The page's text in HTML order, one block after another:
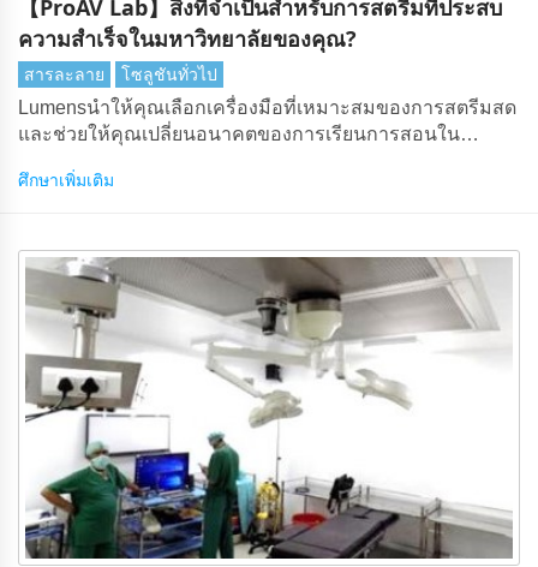
【ProAV Lab】สิ่งที่จําเป็นสําหรับการสตรีมที่ประสบ
ความสําเร็จในมหาวิทยาลัยของคุณ?
สารละลาย โซลูชันทั่วไป
Lumensนําให้คุณเลือกเครื่องมือที่เหมาะสมของการสตรีมสด
และช่วยให้คุณเปลี่ยนอนาคตของการเรียนการสอนใน
ศึกษาเพิ่มเติม